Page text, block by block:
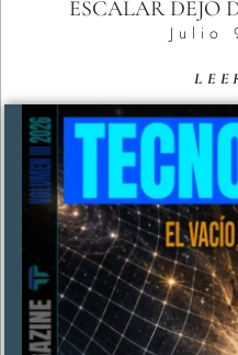
ESCALAR DEJÓ
Julio